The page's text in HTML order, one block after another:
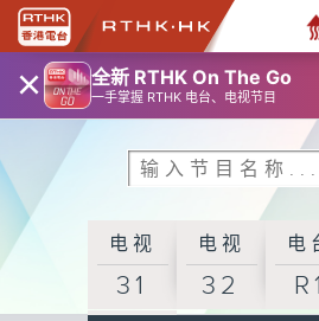
× 全新 RTHK On The Go
一手掌握 RTHK 电台、电视节目
电视
31
电视
32
电
R1